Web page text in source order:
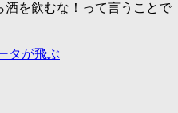
酒を飲むな！って言うことで
タが飛ぶ